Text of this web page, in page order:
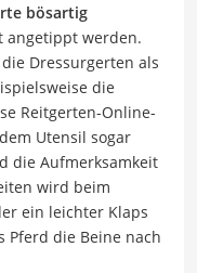
bösartig
angetippt werden.
Dressurgerten als
die
Reitgerten-Online-
Utensil sogar
die Aufmerksamkeit
wird beim
ein leichter Klaps
Pferd die Beine nach